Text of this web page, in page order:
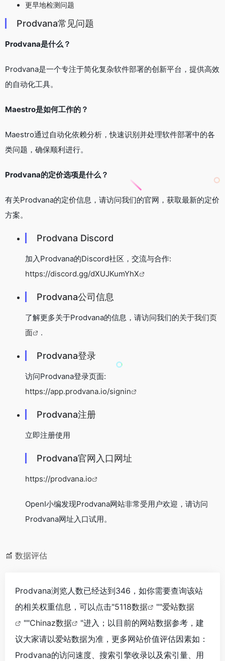
更早地检测问题
Prodvana常见问题
Prodvana是什么？
Prodvana是一个专注于简化复杂软件部署的创新平台，提供高效
的自动化工具。
Maestro是如何工作的？
Maestro通过自动化依赖分析，快速识别并处理软件部署中的各
类问题，确保顺利进行。
Prodvana的定价选项是什么？
有关Prodvana的定价信息，请访问我们的官网，获取最新的定价
方案。
Prodvana Discord
加入Prodvana的Discord社区，交流与合作:
https://discord.gg/dXUJKumYhX
Prodvana公司信息
了解更多关于Prodvana的信息，请访问我们的关于我们页
面
.
Prodvana登录
访问Prodvana登录页面:
https://app.prodvana.io/signin
Prodvana注册
立即注册使用
Prodvana官网入口网址
https://prodvana.io
OpenI小编发现Prodvana网站非常受用户欢迎，请访问
Prodvana网址入口试用。
数据评估
Prodvana浏览人数已经达到346，如你需要查询该站
的相关权重信息，可以点击"5118数据 ""爱站数据
""Chinaz数据
"进入；以目前的网站数据参考，建
议大家请以爱站数据为准，更多网站价值评估因素如：
Prodvana的访问速度、搜索引擎收录以及索引量、用